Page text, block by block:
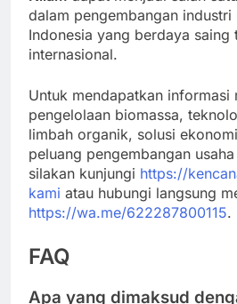
dalam pengembangan industri
Indonesia yang berdaya
internasional.
Untuk mendapatkan informasi
pengelolaan biomassa,
limbah organik, solusi
peluang pengembangan
silakan kunjungi https://
kami atau hubungi langsung
https://wa.me/622287800115.
FAQ
Apa yang dimaksud